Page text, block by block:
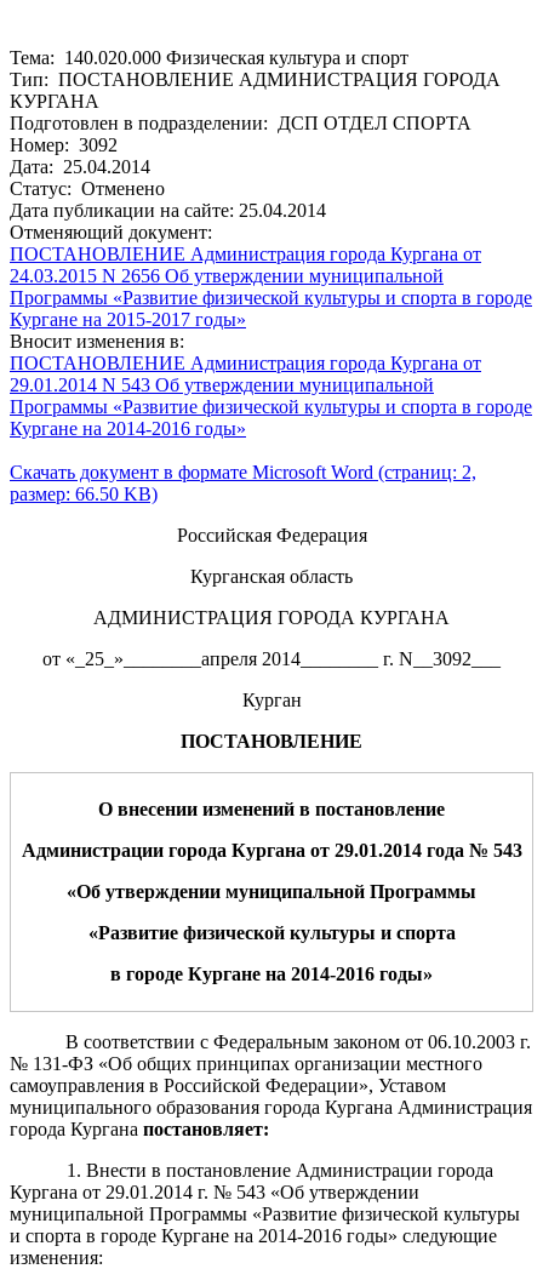
Тема: 140.020.000 Физическая культура и спорт
Тип: ПОСТАНОВЛЕНИЕ АДМИНИСТРАЦИЯ ГОРОДА
КУРГАНА
Подготовлен в подразделении: ДСП ОТДЕЛ СПОРТА
Номер: 3092
Дата: 25.04.2014
Статус: Отменено
Дата публикации на сайте: 25.04.2014
Отменяющий документ:
ПОСТАНОВЛЕНИЕ Администрация города Кургана от
24.03.2015 N 2656 Об утверждении муниципальной
Программы «Развитие физической культуры и спорта в городе
Кургане на 2015-2017 годы»
Вносит изменения в:
ПОСТАНОВЛЕНИЕ Администрация города Кургана от
29.01.2014 N 543 Об утверждении муниципальной
Программы «Развитие физической культуры и спорта в городе
Кургане на 2014-2016 годы»
Скачать документ в формате Microsoft Word (страниц: 2,
размер: 66.50 KB)
Российская Федерация
Курганская область
АДМИНИСТРАЦИЯ ГОРОДА КУРГАНА
от «_25_»________апреля 2014________ г. N__3092___
Курган
ПОСТАНОВЛЕНИЕ
О внесении изменений в постановление
Администрации города Кургана от 29.01.2014года № 543
«Об утверждении муниципальной Программы
«Развитие физической культуры и спорта
в городе Кургане на 2014-2016 годы»
В соответствии с Федеральным законом от 06.10.2003 г.
№ 131-ФЗ «Об общих принципах организации местного
самоуправления в Российской Федерации», Уставом
муниципального образования города Кургана Администрация
города Кургана постановляет:
1. Внести в постановление Администрации города
Кургана от 29.01.2014 г. № 543 «Об утверждении
муниципальной Программы «Развитие физической культуры
и спорта в городе Кургане на 2014-2016 годы» следующие
изменения: